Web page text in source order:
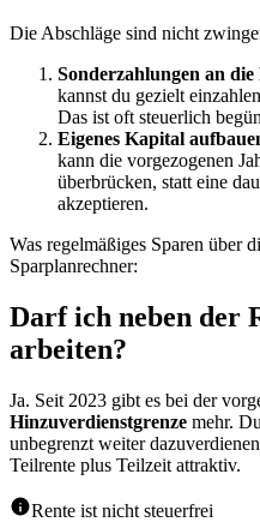
Die Abschläge sind nicht
Sonderzahlungen an
kannst du gezielt
Das ist oft steuerlich
Eigenes Kapital
kann die vorgezogenen
überbrücken, statt eine
akzeptieren.
Was regelmäßiges Sparen über
Sparplanrechner:
Darf ich neben der
arbeiten?
Ja. Seit 2023 gibt es bei der
Hinzuverdienstgrenze mehr.
unbegrenzt weiter
Teilrente plus Teilzeit attraktiv.
Rente ist nicht steuerfrei